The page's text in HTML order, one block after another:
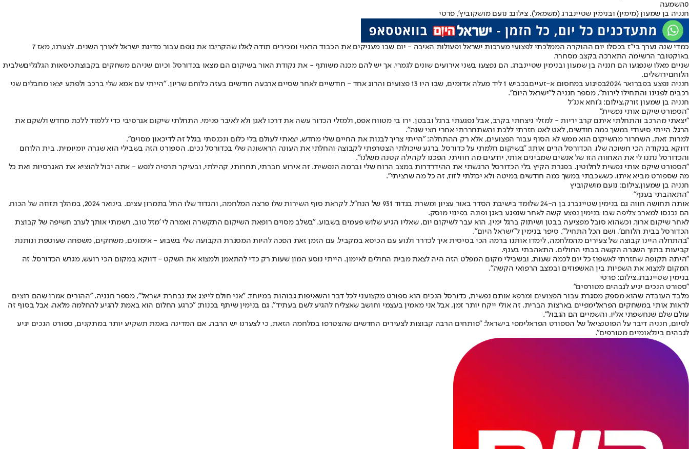
0השמעה
חנניה בן שמעון (מימין) ובנימין שטיינברג (משמאל). צילום: נועם מושקוביץ', פרטי
כמדי שנה נערך בי"ז בכסלו יום ההוקרה הממלכתי לפצועי מערכות ישראל ופעולות האיבה - יום שבו מעניקים את הכבוד הראוי ומכירים תודה לאלו שהקריבו את גופם עבור מדינת ישראל לאורך השנים. לצערנו, מאז 7
באוקטובר הרשימה התארכה בקצב מסחרר.
שניים מאלו שנפגעו הם חנניה בן שמעון ובנימין שטיינברג. הם נפצעו בשני אירועים שונים לגמרי, אך יש להם מכנה משותף - את נקודת האור בשיקום הם מצאו בכדורסל, וכיום שניהם משחקים בקבוצתכיסאות הגלגליםשלבית
הלוחםירושלים.
חנניה נפצע בפברואר 2024
בפיגוע במחסום א-זעיים
בכביש 1 ליד מעלה אדומים, שבו היו 13 פצועים והרוג אחד - חודשיים לאחר שסיים ארבעה חודשים בעזה כלוחם שריון. "הייתי עם אמא שלי ברכב ולפתע יצאו מחבלים שני
רכבים לפנינו והתחילו לירות", מספר חנניה ל"ישראל היום".
חנניה בן שמעון זורק,צילום: ג׳וחא אנג׳ל
"הספורט שיקם אותי נפשית"
"יצאתי מהרכב והתחלתי איתם קרב יריות - למזלי ניצחתי בקרב, אבל נפגעתי ברגל ובבטן. ירו בי מטווח אפס, ולמזלי הכדור עשה את דרכו לאגן ולא לאיבר פנימי. התחלתי שיקום אגרסיבי כדי ללמוד ללכת מחדש ולשקם את
הרגל. הייתי סיעודי במשך כמה חודשים, לאט לאט חזרתי ללכת והשתחררתי אחרי חצי שנה".
למרות זאת, השחרור מהשיקום הוא ממש לא הסוף עבור הפצועים, אלא רק ההתחלה: "הייתי צריך לבנות את החיים שלי מחדש, יצאתי לעולם בלי כלום ונכנסתי בגלל זה לדיכאון מסוים".
דווקא בנקודה הכי חשוכה שלו, הכדורסל הרים אותו: "בשיקום חלמתי על כדורסל. ברגע שיכולתי הצטרפתי לקבוצה והחלתי את העונה הראשונה שלי בכדורסל נכים. הספורט הזה בשבילי הוא שגרה יומיומית. בית הלוחם
והכדורסל נתנו לי את האחווה הזו של אנשים שמבינים אותי, יודעים מה חוויתי. הפכנו לקהילה קטנה משלנו".
"הספורט שיקם אותי נפשית לחלוטין. בפגרת הקיץ בלי הכדורסל הרגשתי את ההידרדרות במצב הרוח שלי וברמה הנפשית. זה אירוע חברתי, תחרותי, קהילתי, ובעיקר תרפיה לנפש - אתה יכול להוציא את האגרסיות ואת כל
מה שספורט מביא איתו. כששכבתי במשך כמה חודשים במיטה ולא יכולתי לזוז, זה כל מה שרציתי".
חנניה בן שמעון,צילום: נועם מושקוביץ
"התאהבתי בענף"
אותה תחושה חווה גם בנימין שטיינברג בן ה-24 שלומד בישיבת הסדר באור עציון ומשרת בגדוד 931 של הנח"ל. לקראת סוף השירות שלו פרצה המלחמה, והגדוד שלו החל בתמרון עצים. בינואר 2024, במהלך תזוזה של הכוח,
הם נכנסו למארב צליפה שבו בנימין נפצע קשה לאחר שנפגע באגן ופונה בפינוי מוסק.
לאחר שיקום ארוך, וכשהוא סובל מפציעה בבטן ושיתוק ברגל ימין, הוא עבר לשיקום יום, שאליו הגיע שלוש פעמים בשבוע. "בשלב מסוים רופאת השיקום התקשרה ואמרה לי 'מזל טוב, רשמתי אותך לערב חשיפה של קבוצת
הכדורסל בבית הלוחם', ושם הכל התחיל", סיפר בנימין ל"ישראל היום".
"בהתחלה היינו קבוצה של צעירים מהמלחמה, לימדו אותנו ברמה הכי בסיסית איך לכדרר ולנוע עם הכיסא במקביל. עם הזמן זאת הפכה להיות המסגרת הקבועה שלי בשבוע - אימונים, משחקים, משפחה שעוטפת ונותנת
קביעות בתוך השגרה הקשה בבתי החולים. התאהבתי בענף.
"היתה תקופה שחזרתי לאשפוז כל יום לכמה שעות, ובשבילי מקום המפלט הזה היה לצאת מבית החולים לאימון. הייתי נוסע המון שעות רק כדי להתאמן ולמצוא את השקט - דווקא במקום הכי רועש, מגרש הכדורסל. זה
המקום למצוא את השפיות בין האשפוזים ובמצב הרפואי הקשה".
בנימין שטיינברג,צילום: פרטי
"ספורט הנכים יגיע לגבהים מטורפים"
מלבד העובדה שהוא מספק מסגרת עבור הפצועים ומרפא אותם נפשית, כדורסל הנכים הוא ספורט מקצועני לכל דבר והשאיפות גבוהות במיוחד. "אני חולם לייצג את נבחרת ישראל", מספר חנניה. "ההורים אמרו שהם רוצים
לראות אותי במשחקים הפראלימפיים בארצות הברית. זה אולי ייקח יותר זמן, אבל אני מאמין בעצמי וחושב שאצליח להגיע לשם בעתיד". גם בנימין שיתף בכנות: "כרגע החלום הוא באמת להגיע להחלמה מלאה, אבל בסוף זה
עולם שלם שנחשפתי אליו, והשמיים הם הגבול".
לסיום, חנניה דיבר על הפוטנציאל של הספורט הפראלימפי בישראל: "פותחים הרבה קבוצות לצעירים החדשים שהצטרפו במלחמה הזאת, כי לצערנו יש הרבה. אם המדינה באמת תשקיע יותר במתקנים, ספורט הנכים יגיע
לגבהים בינלאומיים מטורפים".